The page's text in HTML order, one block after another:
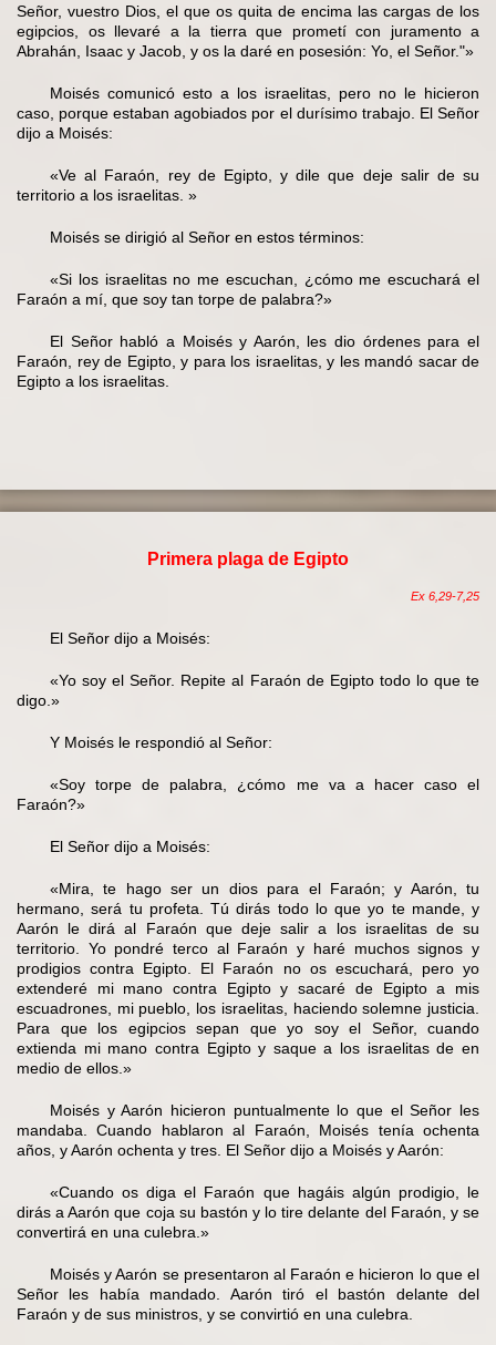
Señor, vuestro Dios, el que os quita de encima las cargas de los
egipcios, os llevaré a la tierra que prometí con juramento a
Abrahán, Isaac y Jacob, y os la daré en posesión: Yo, el Señor."»
Moisés comunicó esto a los israelitas, pero no le hicieron
caso, porque estaban agobiados por el durísimo trabajo. El Señor
dijo a Moisés:
«Ve al Faraón, rey de Egipto, y dile que deje salir de su
territorio a los israelitas. »
Moisés se dirigió al Señor en estos términos:
«Si los israelitas no me escuchan, ¿cómo me escuchará el
Faraón a mí, que soy tan torpe de palabra?»
El Señor habló a Moisés y Aarón, les dio órdenes para el
Faraón, rey de Egipto, y para los israelitas, y les mandó sacar de
Egipto a los israelitas.
Primera plaga de Egipto
Ex 6,29-7,25
El Señor dijo a Moisés:
«Yo soy el Señor. Repite al Faraón de Egipto todo lo que te
digo.»
Y Moisés le respondió al Señor:
«Soy torpe de palabra, ¿cómo me va a hacer caso el
Faraón?»
El Señor dijo a Moisés:
«Mira, te hago ser un dios para el Faraón; y Aarón, tu
hermano, será tu profeta. Tú dirás todo lo que yo te mande, y
Aarón le dirá al Faraón que deje salir a los israelitas de su
territorio. Yo pondré terco al Faraón y haré muchos signos y
prodigios contra Egipto. El Faraón no os escuchará, pero yo
extenderé mi mano contra Egipto y sacaré de Egipto a mis
escuadrones, mi pueblo, los israelitas, haciendo solemne justicia.
Para que los egipcios sepan que yo soy el Señor, cuando
extienda mi mano contra Egipto y saque a los israelitas de en
medio de ellos.»
Moisés y Aarón hicieron puntualmente lo que el Señor les
mandaba. Cuando hablaron al Faraón, Moisés tenía ochenta
años, y Aarón ochenta y tres. El Señor dijo a Moisés y Aarón:
«Cuando os diga el Faraón que hagáis algún prodigio, le
dirás a Aarón que coja su bastón y lo tire delante del Faraón, y se
convertirá en una culebra.»
Moisés y Aarón se presentaron al Faraón e hicieron lo que el
Señor les había mandado. Aarón tiró el bastón delante del
Faraón y de sus ministros, y se convirtió en una culebra.